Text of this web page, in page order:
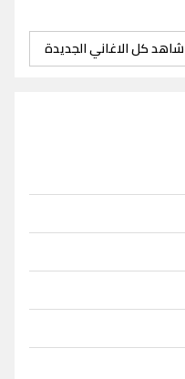
شاهد كل الاغاني الجديدة